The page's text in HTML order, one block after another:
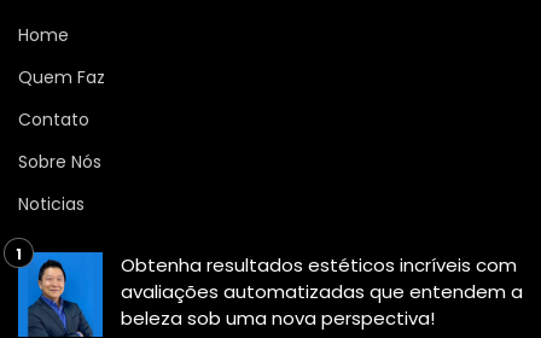
Home
Quem Faz
Contato
Sobre Nós
Noticias
Obtenha resultados estéticos incríveis com
avaliações automatizadas que entendem a
beleza sob uma nova perspectiva!